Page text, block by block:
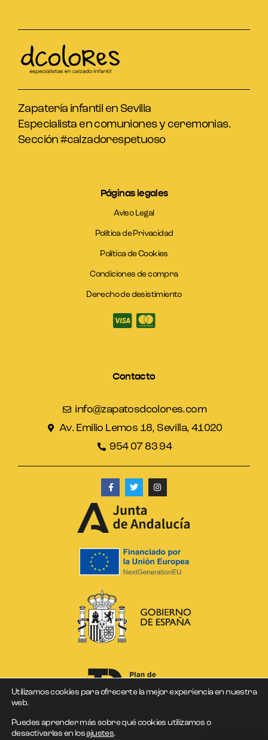
Zapatería infantil en Sevilla
Especialista en comuniones y ceremonias.
Sección #calzadorespetuoso
Páginas legales
Aviso Legal
Política de Privacidad
Política de Cookies
Condiciones de compra
Derecho de desistimiento
Contacto
info@zapatosdcolores.com
Av. Emilio Lemos 18, Sevilla, 41020
954 07 83 94
Utilizamos cookies para ofrecerte la mejor experiencia en nuestra
web.
Puedes aprender más sobre qué cookies utilizamos o
desactivarlas en losajustes.